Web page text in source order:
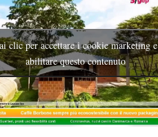
clic per accettare i cookie marketing e
abilitare questo contenuto